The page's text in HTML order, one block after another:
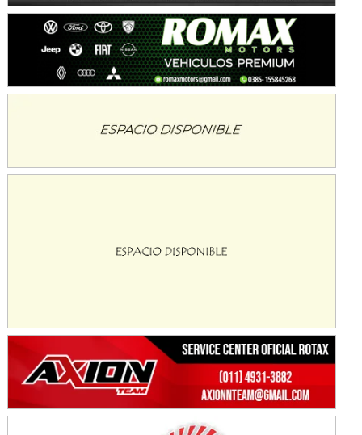
KDO - F6
Ciudad de Trenque Lauquen (Asfalto)
Trenque Lauquen (Buenos Aires)
ENTRERRIANO - F6 (POSTERGADA)
Villaguay (Entre Ríos)
El Cerro (Tierra)
Gral. E. Godoy (Río Negro)
NORESTE SANTAFESINO - F6
Ciudad de Avellaneda (Asfalto)
Avellaneda (Santa Fe)
SUR SANTAFESINO - F4
José Samuel Sánchez (Tierra)